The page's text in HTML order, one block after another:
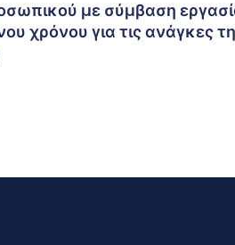
με σύμβαση
χρόνου για τις ανάγκες